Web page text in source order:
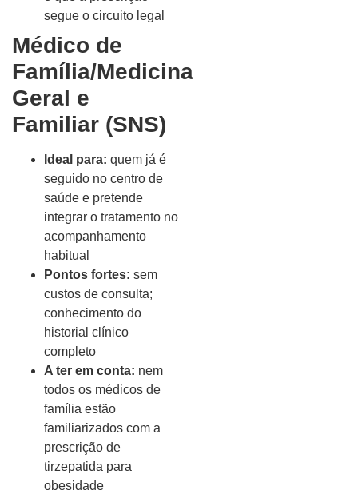
segue o circuito legal
Médico de
Família/Medicina
Geral e
Familiar (SNS)
Ideal para: quem já é
seguido no centro de
saúde e pretende
integrar o tratamento no
acompanhamento
habitual
Pontos fortes: sem
custos de consulta;
conhecimento do
historial clínico
completo
A ter em conta: nem
todos os médicos de
família estão
familiarizados com a
prescrição de
tirzepatida para
obesidade